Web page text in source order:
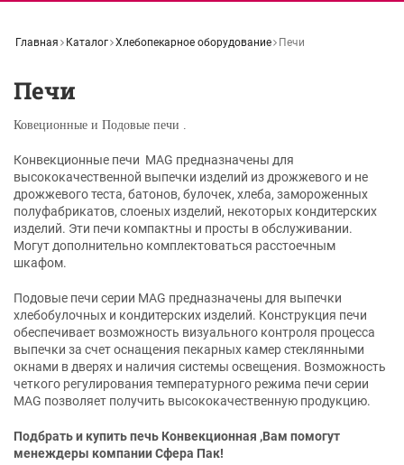
Главная Каталог Хлебопекарное оборудование Печи
Печи
Ковеционные и Подовые печи .
Конвекционные печи MAG предназначены для
высококачественной выпечки изделий из дрожжевого и не
дрожжевого теста, батонов, булочек, хлеба, замороженных
полуфабрикатов, слоеных изделий, некоторых кондитерских
изделий. Эти печи компактны и просты в обслуживании.
Могут дополнительно комплектоваться расстоечным
шкафом.
Подовые печи серии MAG предназначены для выпечки
хлебобулочных и кондитерских изделий. Конструкция печи
обеспечивает возможность визуального контроля процесса
выпечки за счет оснащения пекарных камер стеклянными
окнами в дверях и наличия системы освещения. Возможность
четкого регулирования температурного режима печи серии
MAG позволяет получить высококачественную продукцию.
Подбрать и купить печь Конвекционная ,Вам помогут
менеждеры компании Сфера Пак!